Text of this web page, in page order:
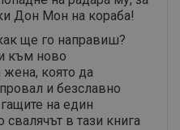
Дон Мон на кораба!
ще го направиш?
към ново
жена, която да
и безславно
на един
в тази книга